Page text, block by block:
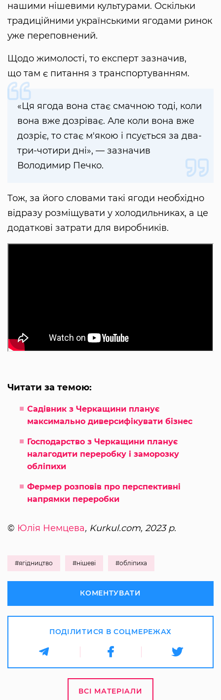
нашими нішевими культурами. Оскільки
традиційними українськими ягодами ринок
уже переповнений.
Щодо жимолості, то експерт зазначив,
що там є питання з транспортуванням.
«Ця ягода вона стає смачною тоді, коли
вона вже дозріває. Але коли вона вже
дозріє, то стає м'якою і псується за два-
три-чотири дні», — зазначив
Володимир Печко.
Тож, за його словами такі ягоди необхідно
відразу розміщувати у холодильниках, а це
додаткові затрати для виробників.
Читати за темою:
Садівник з Черкащини планує
максимально диверсифікувати бізнес
Господарство з Черкащини планує
налагодити переробку і заморозку
обліпихи
Фермер розповів про перспективні
напрямки переробки
© Юлія Немцева, Kurkul.com, 2023 р.
#ягідництво #нішеві #обліпиха
КОМЕНТУВАТИ
ПОДІЛИТИСЯ В СОЦМЕРЕЖАХ
ВСІ МАТЕРІАЛИ